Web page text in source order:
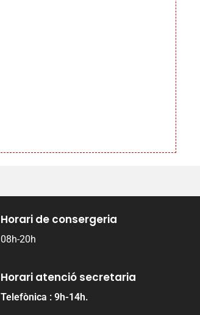
Horari de consergeria
08h-20h
Horari atenció secretaria
Telefònica : 9h-14h.